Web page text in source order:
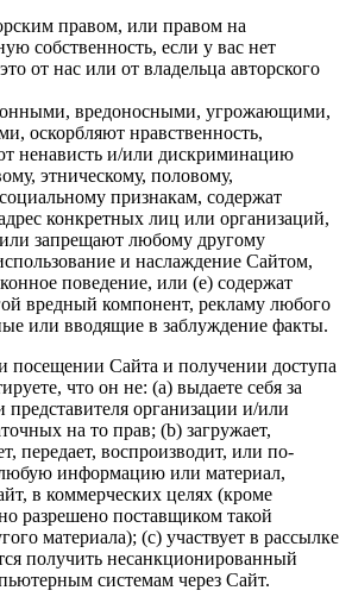
правом, или правом на
собственность, если у вас нет
от нас или от владельца авторского
вредоносными, угрожающими,
оскорбляют нравственность,
ненависть и/или дискриминацию
этническому, половому,
признакам, содержат
конкретных лиц или организаций,
запрещают любому другому
и наслаждение Сайтом,
поведение, или (e) содержат
вредный компонент, рекламу любого
или вводящие в заблуждение факты.
посещении Сайта и получении доступа
что он не: (a) выдаете себя за
представителя организации и/или
на то прав; (b) загружает,
передает, воспроизводит, или по-
любую информацию или материал,
в коммерческих целях (кроме
разрешено поставщиком такой
материала); (c) участвует в рассылке
получить несанкционированный
системам через Сайт.